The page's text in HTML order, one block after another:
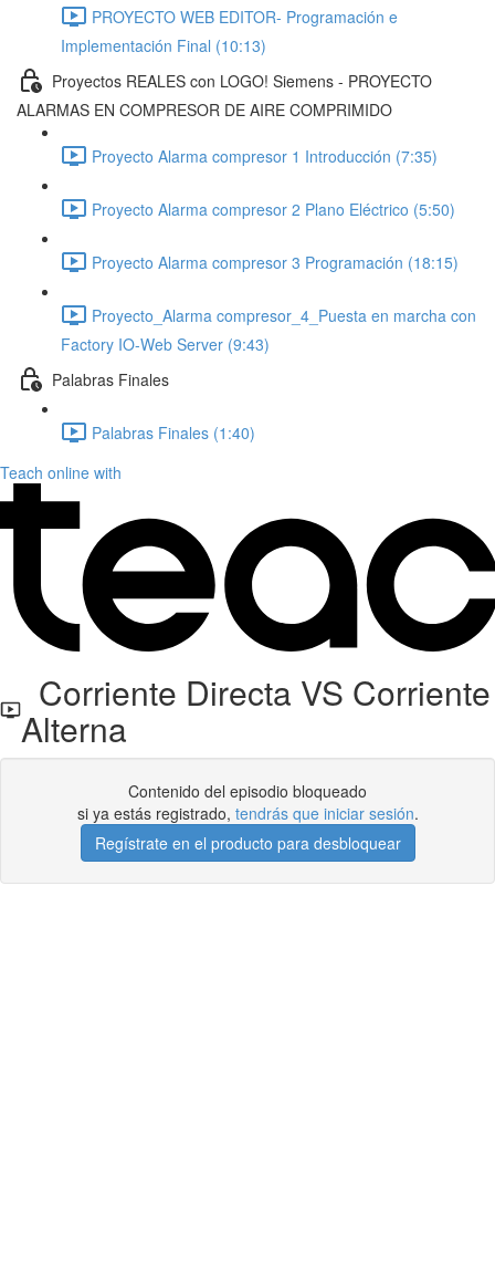
PROYECTO WEB EDITOR- Programación e
Implementación Final (10:13)
Proyectos REALES con LOGO! Siemens - PROYECTO
ALARMAS EN COMPRESOR DE AIRE COMPRIMIDO
Proyecto Alarma compresor 1 Introducción (7:35)
Proyecto Alarma compresor 2 Plano Eléctrico (5:50)
Proyecto Alarma compresor 3 Programación (18:15)
Proyecto_Alarma compresor_4_Puesta en marcha con
Factory IO-Web Server (9:43)
Palabras Finales
Palabras Finales (1:40)
Teach online with
Corriente Directa VS Corriente
Alterna
Contenido del episodio bloqueado
si ya estás registrado, tendrás que iniciar sesión.
Regístrate en el producto para desbloquear